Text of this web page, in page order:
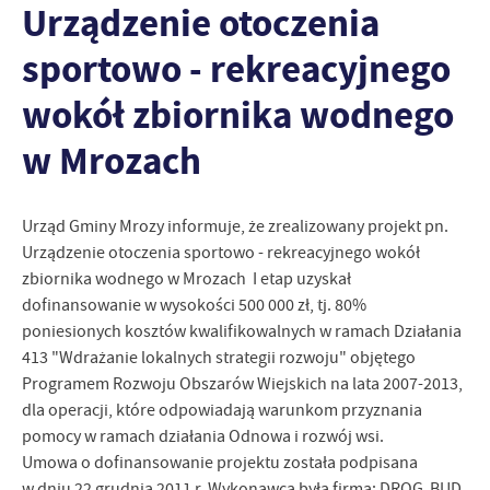
Urządzenie otoczenia
sportowo - rekreacyjnego
wokół zbiornika wodnego
w Mrozach
Urząd Gminy Mrozy informuje, że zrealizowany projekt pn.
Urządzenie otoczenia sportowo - rekreacyjnego wokół
zbiornika wodnego w Mrozach  I etap uzyskał
dofinansowanie w wysokości 500 000 zł, tj. 80%
poniesionych kosztów kwalifikowalnych w ramach Działania
413 "Wdrażanie lokalnych strategii rozwoju" objętego
Programem Rozwoju Obszarów Wiejskich na lata 2007-2013,
dla operacji, które odpowiadają warunkom przyznania
pomocy w ramach działania Odnowa i rozwój wsi.
Umowa o dofinansowanie projektu została podpisana
personalizację określonych funkcjonalności czy prezentowanych
treści.
Dzięki tym plikom cookies możemy zapewnić Ci większy komfort
korzystania z funkcjonalności naszej strony poprzez dopasowanie
jej do Twoich indywidualnych preferencji. Wyrażenie zgody na
funkcjonalne i personalizacyjne pliki cookies gwarantuje
dostępność większej ilości funkcji na stronie.
Więcej
Analityczne pliki cookies pomagają nam rozwijać się i
Cookies analityczne pozwalają na uzyskanie informacji w zakresie
wykorzystywania witryny internetowej, miejsca oraz częstotliwości,
z jaką odwiedzane są nasze serwisy www. Dane pozwalają nam na
ocenę naszych serwisów internetowych pod względem ich
popularności wśród użytkowników. Zgromadzone informacje są
przetwarzane w formie zanonimizowanej. Wyrażenie zgody na
analityczne pliki cookies gwarantuje dostępność wszystkich
funkcjonalności.
Więcej
Reklamowe
Dzięki reklamowym plikom cookies prezentujemy Ci najciekawsze
informacje i aktualności na stronach naszych partnerów.
Promocyjne pliki cookies służą do prezentowania Ci naszych
komunikatów na podstawie analizy Twoich upodobań oraz Twoich
zwyczajów dotyczących przeglądanej witryny internetowej. Treści
promocyjne mogą pojawić się na stronach podmiotów trzecich lub
firm będących naszymi partnerami oraz innych dostawców usług.
Więcej